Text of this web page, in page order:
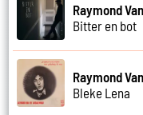
Raymond
Bitter en bot
Raymond
Bleke Lena